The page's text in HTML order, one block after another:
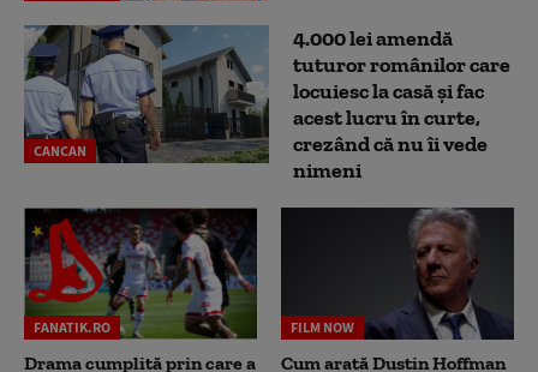
CANCAN
4.000 lei amendă
tuturor românilor care
locuiesc la casă și fac
acest lucru în curte,
crezând că nu îi vede
nimeni
FANATIK.RO
Drama cumplită prin care a
FILM NOW
Cum arată Dustin Hoffman